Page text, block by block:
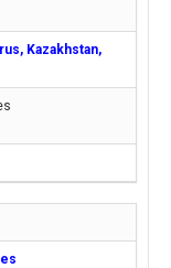
Kazakhstan,